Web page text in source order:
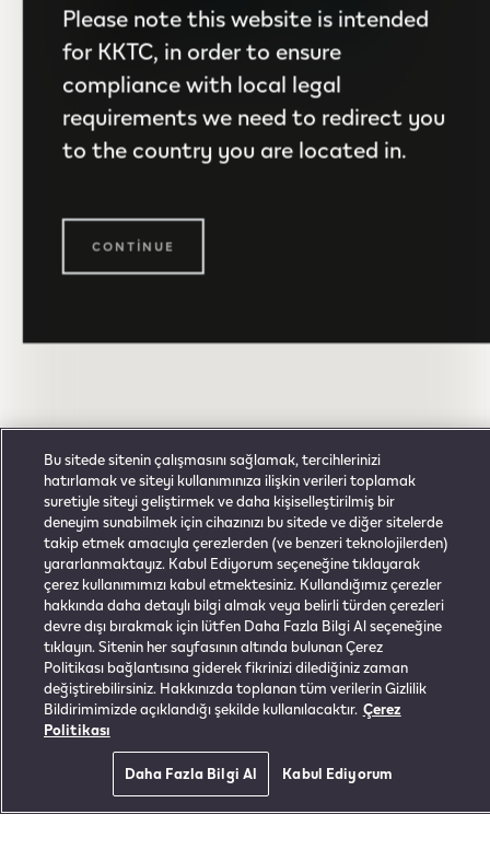
Please note this website is intended
for KKTC, in order to ensure
compliance with local legal
requirements we need to redirect you
to the country you are located in.
CONTINUE
Giriş Yap Mağaza
0
Ürünler:
Açılış saatleri:
Bu sitede sitenin çalışmasını sağlamak, tercihlerinizi
hatırlamak ve siteyi kullanımınıza ilişkin verileri toplamak
suretiyle siteyi geliştirmek ve daha kişiselleştirilmiş bir
deneyim sunabilmek için cihazınızı bu sitede ve diğer sitelerde
takip etmek amacıyla çerezlerden (ve benzeri teknolojilerden)
yararlanmaktayız. Kabul Ediyorum seçeneğine tıklayarak
çerez kullanımımızı kabul etmektesiniz. Kullandığımız çerezler
hakkında daha detaylı bilgi almak veya belirli türden çerezleri
devre dışı bırakmak için lütfen Daha Fazla Bilgi Al seçeneğine
tıklayın. Sitenin her sayfasının altında bulunan Çerez
Politikası bağlantısına giderek fikrinizi dilediğiniz zaman
değiştirebilirsiniz. Hakkınızda toplanan tüm verilerin Gizlilik
Bildirimimizde açıklandığı şekilde kullanılacaktır. Çerez
Politikası
Daha Fazla Bilgi Al
Kabul Ediyorum